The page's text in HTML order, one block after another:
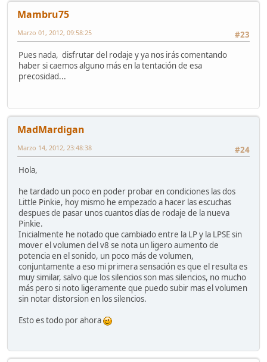
Mambru75
#23
Marzo 01, 2012, 09:58:25
Pues nada, disfrutar del rodaje y ya nos irás comentando
haber si caemos alguno más en la tentación de esa
precosidad...
MadMardigan
#24
Marzo 14, 2012, 23:48:38
Hola,
he tardado un poco en poder probar en condiciones las dos
Little Pinkie, hoy mismo he empezado a hacer las escuchas
despues de pasar unos cuantos días de rodaje de la nueva
Pinkie.
Inicialmente he notado que cambiado entre la LP y la LPSE sin
mover el volumen del v8 se nota un ligero aumento de
potencia en el sonido, un poco más de volumen,
conjuntamente a eso mi primera sensación es que el resulta es
muy similar, salvo que los silencios son mas silencios, no mucho
más pero si noto ligeramente que puedo subir mas el volumen
sin notar distorsion en los silencios.
Esto es todo por ahora